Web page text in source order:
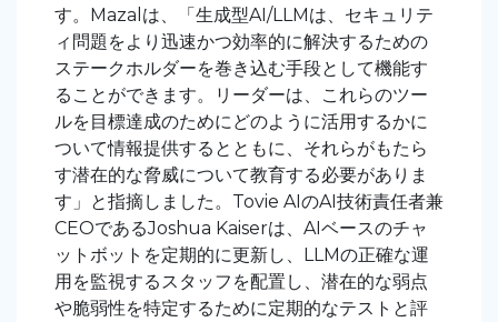
す。Mazalは、「生成型AI/LLMは、セキュリテ
ィ問題をより迅速かつ効率的に解決するための
ステークホルダーを巻き込む手段として機能す
ることができます。リーダーは、これらのツー
ルを目標達成のためにどのように活用するかに
ついて情報提供するとともに、それらがもたら
す潜在的な脅威について教育する必要がありま
す」と指摘しました。Tovie AIのAI技術責任者兼
CEOであるJoshua Kaiserは、AIベースのチャ
ットボットを定期的に更新し、LLMの正確な運
用を監視するスタッフを配置し、潜在的な弱点
や脆弱性を特定するために定期的なテストと評